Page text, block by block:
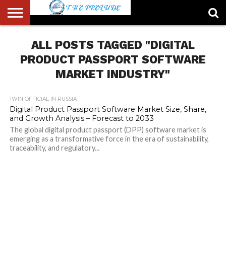
ACCOUNT
AUTHORS
LIST
FULL-
WIDTH
PAGE
HOME
LATEST
NEWS
LOGIN
LOGOUT
MEMBERS
PASSWORD
RESET
REGISTER
SAMPLE
PAGE
TYPOGRAPHY
USERALL POSTS TAGGED "DIGITAL
PRODUCT PASSPORT SOFTWARE
MARKET INDUSTRY"
1WIN OFFICIAL IN RUSSIA
Digital Product Passport Software Market Size, Share,
and Growth Analysis – Forecast to 2033
The global digital product passport (DPP) software market is
emerging as a transformative force in the era of sustainability,
traceability, and regulatory...